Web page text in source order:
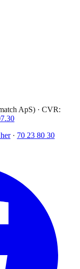
ApS) · CVR:
· 70 23 80 30